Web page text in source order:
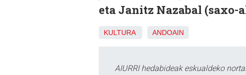
eta Janitz Nazabal (saxo-
KULTURA ANDOAIN
AIURRI hedabideak eskualdeko